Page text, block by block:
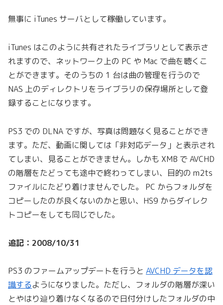
無事に iTunes サーバとして稼働しています。
iTunes はこのように共有されたライブラリとして表示さ
れますので、ネットワーク上の PC や Mac で曲を聴くこ
とができます。そのうちの 1 台は曲の管理を行うので
NAS 上のディレクトリをライブラリの保存場所として登
録することになります。
PS3 での DLNA ですが、写真は問題なく見ることができ
ます。ただ、動画に関しては「非対応データ」と表示され
てしまい、見ることができません。しかも XMB で AVCHD
の階層をたどっても途中で終わってしまい、目的の m2ts
ファイルにたどり着けませんでした。 PC からフォルダを
コピーしたのが良くないのかと思い、HS9 からダイレク
トコピーをしても同じでした。
追記：2008/10/31
PS3 のファームアップデートを行うと AVCHD データを認
識するようになりました。ただし、フォルダの階層が深い
とやはり辿り着けなくなるので日付分けしたフォルダの中